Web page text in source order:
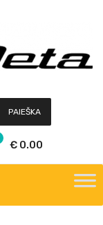
PAIEŠKA
€ 0.00